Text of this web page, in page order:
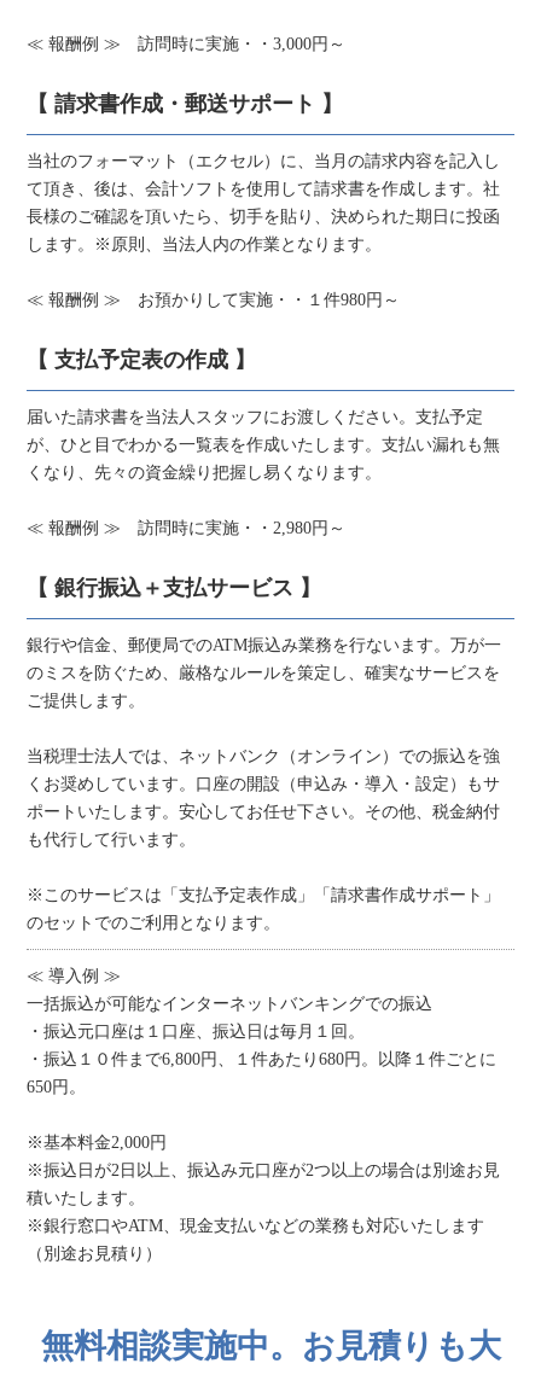
≪ 報酬例 ≫ 訪問時に実施・・3,000円～
【 請求書作成・郵送サポート 】
当社のフォーマット（エクセル）に、当月の請求内容を記入し
て頂き、後は、会計ソフトを使用して請求書を作成します。社
長様のご確認を頂いたら、切手を貼り、決められた期日に投函
します。※原則、当法人内の作業となります。
≪ 報酬例 ≫ お預かりして実施・・１件980円～
【 支払予定表の作成 】
届いた請求書を当法人スタッフにお渡しください。支払予定
が、ひと目でわかる一覧表を作成いたします。支払い漏れも無
くなり、先々の資金繰り把握し易くなります。
≪ 報酬例 ≫ 訪問時に実施・・2,980円～
【 銀行振込＋支払サービス 】
銀行や信金、郵便局でのATM振込み業務を行ないます。万が一
のミスを防ぐため、厳格なルールを策定し、確実なサービスを
ご提供します。
当税理士法人では、ネットバンク（オンライン）での振込を強
くお奨めしています。口座の開設（申込み・導入・設定）もサ
ポートいたします。安心してお任せ下さい。その他、税金納付
も代行して行います。
※このサービスは「支払予定表作成」「請求書作成サポート」
のセットでのご利用となります。
≪ 導入例 ≫
一括振込が可能なインターネットバンキングでの振込
・振込元口座は１口座、振込日は毎月１回。
・振込１０件まで6,800円、１件あたり680円。以降１件ごとに
650円。
※基本料金2,000円
※振込日が2日以上、振込み元口座が2つ以上の場合は別途お見
積いたします。
※銀行窓口やATM、現金支払いなどの業務も対応いたします
（別途お見積り）
無料相談実施中。お見積りも大